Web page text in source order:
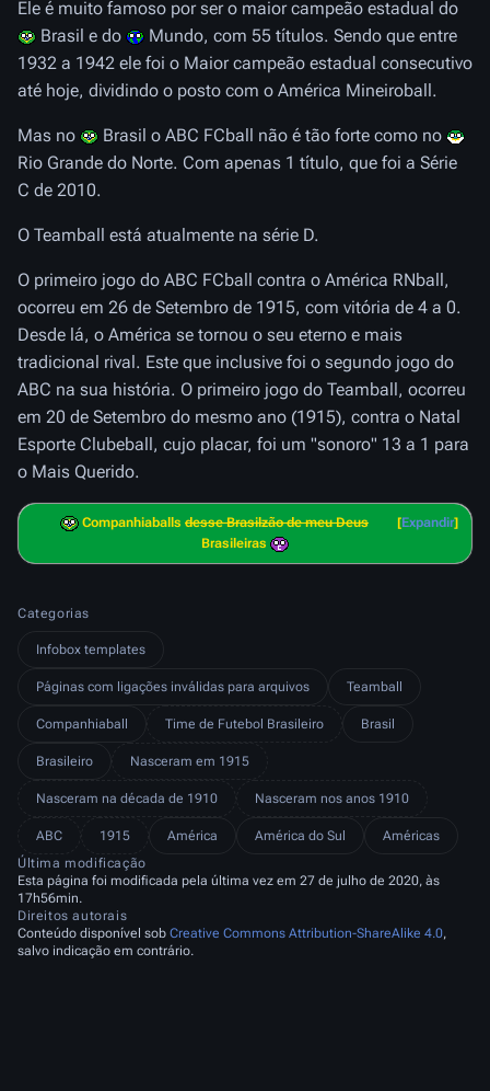
Ele é muito famoso por ser o maior campeão estadual do
Brasil e do
Mundo, com 55 títulos. Sendo que entre
1932 a 1942 ele foi o Maior campeão estadual consecutivo
até hoje, dividindo o posto com o América Mineiroball.
Mas no
Brasil o ABC FCball não é tão forte como no
Rio Grande do Norte. Com apenas 1 título, que foi a Série
C de 2010.
O Teamball está atualmente na série D.
O primeiro jogo do ABC FCball contra o América RNball,
ocorreu em 26 de Setembro de 1915, com vitória de 4 a 0.
Desde lá, o América se tornou o seu eterno e mais
tradicional rival. Este que inclusive foi o segundo jogo do
ABC na sua história. O primeiro jogo do Teamball, ocorreu
em 20 de Setembro do mesmo ano (1915), contra o Natal
Esporte Clubeball, cujo placar, foi um "sonoro" 13 a 1 para
o Mais Querido.
Expandir
Companhiaballs desse Brasilzão de meu Deus
Brasileiras
Categorias
Infobox templates
Páginas com ligações inválidas para arquivos Teamball
Companhiaball Time de Futebol Brasileiro Brasil
Brasileiro Nasceram em 1915
Nasceram na década de 1910 Nasceram nos anos 1910
ABC 1915 América América do Sul
Américas
Última modificação
Esta página foi modificada pela última vez em 27 de julho de 2020, às
17h56min.
Direitos autorais
Conteúdo disponível sob Creative Commons Attribution-ShareAlike 4.0,
salvo indicação em contrário.